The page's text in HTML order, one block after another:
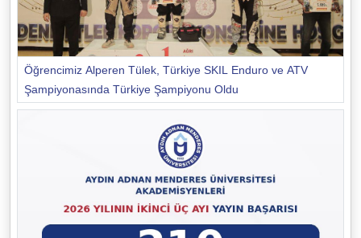
Öğrencimiz Alperen Tülek, Türkiye SKIL Enduro ve ATV
Şampiyonasında Türkiye Şampiyonu Oldu